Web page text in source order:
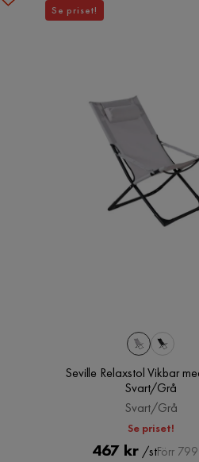
Seville Relaxstol Vikbar
Svart/Grå
Svart/Grå
Se priset!
Pris
467 kr /stOriginal
Förr
Se priset!